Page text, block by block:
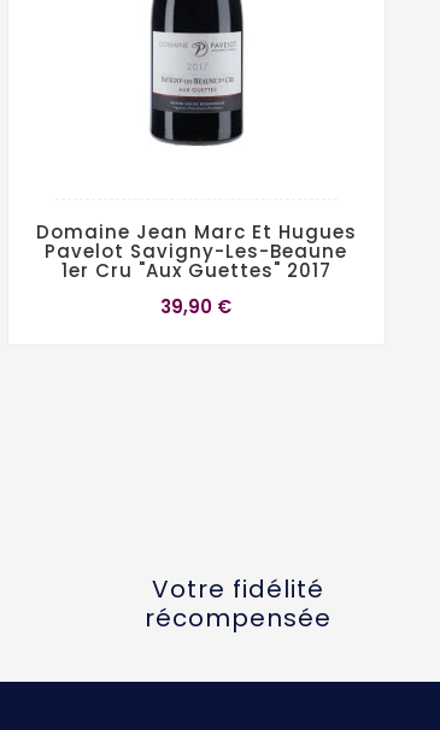
Domaine Jean Marc Et Hugues
Pavelot Savigny-Les-Beaune
1er Cru "Aux Guettes" 2017
39,90 €
Votre fidélité
récompensée